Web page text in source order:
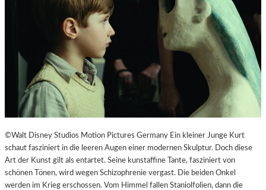
©Walt Disney Studios Motion Pictures Germany Ein kleiner Junge Kurt
schaut fasziniert in die leeren Augen einer modernen Skulptur. Doch diese
Art der Kunst gilt als entartet. Seine kunstaffine Tante, fasziniert von
schönen Tönen, wird wegen Schizophrenie vergast. Die beiden Onkel
werden im Krieg erschossen. Vom Himmel fallen Staniolfolien, dann die